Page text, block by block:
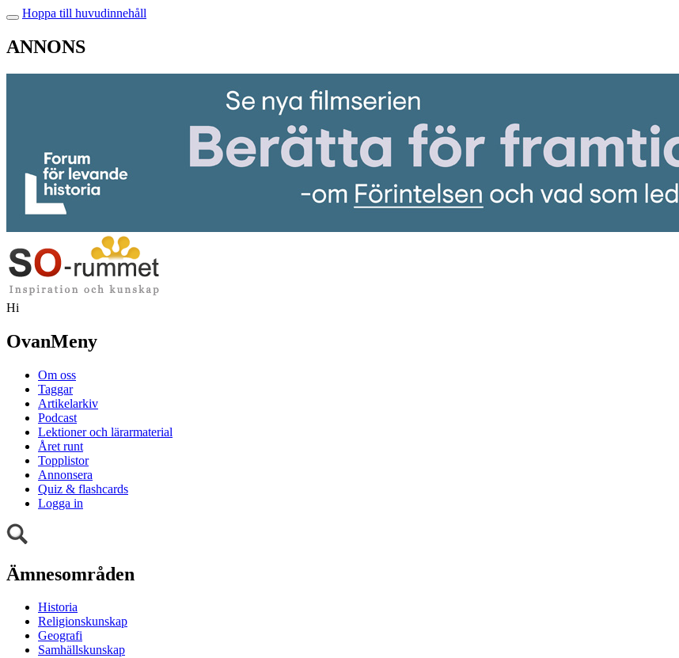
Hoppa till huvudinnehåll
ANNONS
Hi
OvanMeny
Om oss
Taggar
Artikelarkiv
Podcast
Lektioner och lärarmaterial
Året runt
Topplistor
Annonsera
Quiz & flashcards
Logga in
Ämnesområden
Historia
Religionskunskap
Geografi
Samhällskunskap